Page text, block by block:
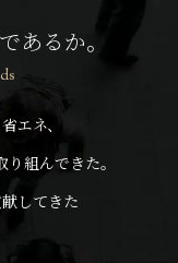
あるか。
エネ、
組んできた。
してきた